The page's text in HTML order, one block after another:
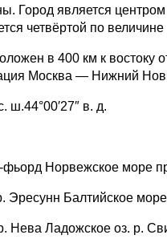
Город является
четвёртой по
в 400 км к востоку
Москва — Нижний
ш.44°00′27″ в. д.
Норвежское море
Эресунн Балтийское
Нева Ладожское оз. р.